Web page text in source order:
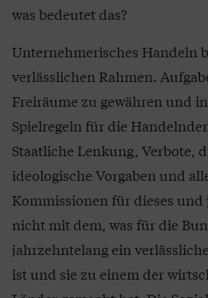
was bedeutet das?
Unternehmerisches Handeln
verlässlichen Rahmen.
Freiräume zu gewähren und
Spielregeln für die
Staatliche Lenkung, Verbote,
ideologische Vorgaben und
Kommissionen für dieses und
nicht mit dem, was für die
jahrzehntelang ein
ist und sie zu einem der